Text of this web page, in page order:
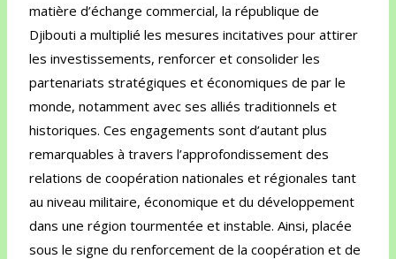
matière d’échange commercial, la république de
Djibouti a multiplié les mesures incitatives pour attirer
les investissements, renforcer et consolider les
partenariats stratégiques et économiques de par le
monde, notamment avec ses alliés traditionnels et
historiques. Ces engagements sont d’autant plus
remarquables à travers l’approfondissement des
relations de coopération nationales et régionales tant
au niveau militaire, économique et du développement
dans une région tourmentée et instable. Ainsi, placée
sous le signe du renforcement de la coopération et de